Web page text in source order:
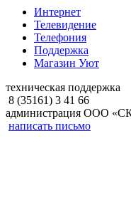
Интернет
Телевидение
Телефония
Поддержка
Магазин Уют
техническая поддержка
8 (35161) 3 41 66
администрация ООО
написать письмо